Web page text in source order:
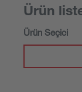
Ürün
Ürün Seçici